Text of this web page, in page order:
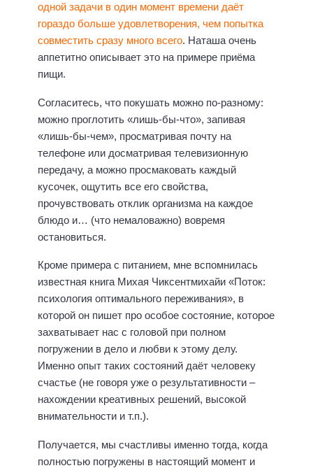
одной задачи в один момент времени даёт
гораздо больше удовлетворения, чем попытка
совместить сразу много всего. Наташа очень
аппетитно описывает это на примере приёма
пищи.
Согласитесь, что покушать можно по-разному:
можно проглотить «лишь-бы-что», запивая
«лишь-бы-чем», просматривая почту на
телефоне или досматривая телевизионную
передачу, а можно просмаковать каждый
кусочек, ощутить все его свойства,
прочувствовать отклик организма на каждое
блюдо и… (что немаловажно) вовремя
остановиться.
Кроме примера с питанием, мне вспомнилась
известная книга Михая Чиксентмихайи «Поток:
психология оптимального переживания», в
которой он пишет про особое состояние, которое
захватывает нас с головой при полном
погружении в дело и любви к этому делу.
Именно опыт таких состояний даёт человеку
счастье (не говоря уже о результативности –
нахождении креативных решений, высокой
внимательности и т.п.).
Получается, мы счастливы именно тогда, когда
полностью погружены в настоящий момент и